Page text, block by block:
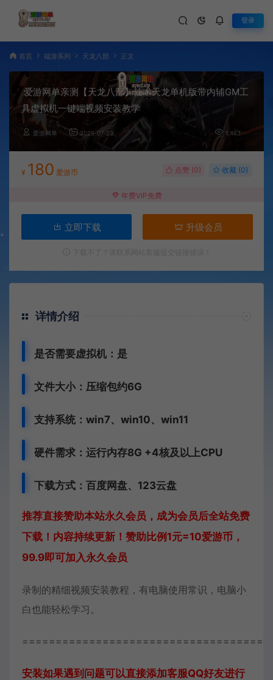
登录
首页 端游系列 天龙八部 正文
爱游网单亲测【天龙八部】仙术天龙单机版带内辅GM工
具虚拟机一键端视频安装教学
爱游网单 2025-07-23 1,463
¥ 180 爱游币 点赞 (0) 收藏 (0)
年费VIP免费
立即下载 升级会员
详情介绍
是否需要虚拟机：是
文件大小：压缩包约6G
支持系统：win7、win10、win11
硬件需求：运行内存8G +4核及以上CPU
下载方式： 百度网盘、 123云盘
推荐直接赞助本站永久会员，成为会员后全站免费
下载！内容持续更新！赞助比例1元=10爱游币，
99.9即可加入永久会员
录制的精细视频安装教程，有电脑使用常识，电脑小
白也能轻松学习。
安装如果遇到问题可以直接添加客服QQ好友进行